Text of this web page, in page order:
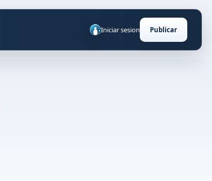
Iniciar sesion Publicar